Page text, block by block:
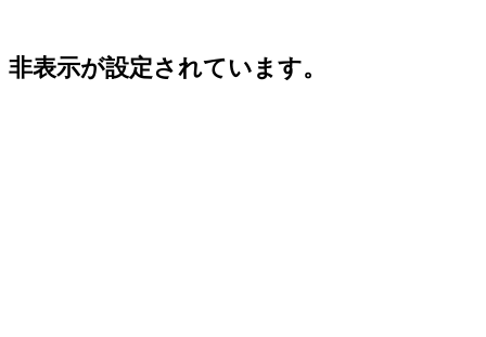
非表示が設定されています。